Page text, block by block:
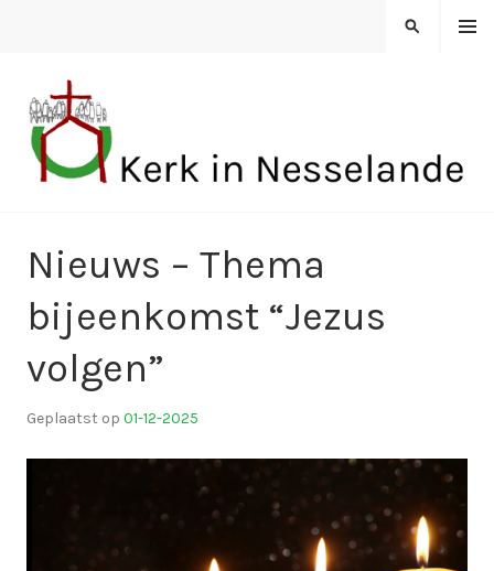
MENU
ZOEKEN
Nieuws – Thema
bijeenkomst “Jezus
volgen”
Geplaatst op 01-12-2025
r